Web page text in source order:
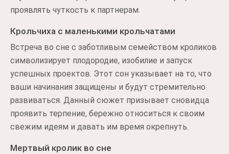
проявлять чуткость к партнерам.
Крольчиха с маленькими крольчатами
Встреча во сне с заботливым семейством кроликов
символизирует плодородие, изобилие и запуск
успешных проектов. Этот сон указывает на то, что
ваши начинания защищены и будут стремительно
развиваться. Данный сюжет призывает сновидца
проявить терпение, бережно относиться к своим
свежим идеям и давать им время окрепнуть.
Мертвый кролик во сне